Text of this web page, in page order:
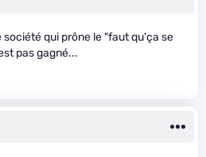
société qui prône le "faut qu'ça se
pas gagné...